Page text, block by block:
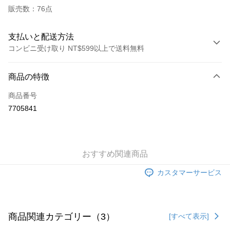
販売数：76点
支払いと配送方法
コンビニ受け取り NT$599以上で送料無料
クレジットカード1回払い
コンビニ店頭代金引換
AFTEE代金後払い
商品の特徴
商品番号
7705841
おすすめ関連商品
カスタマーサービス
商品関連カテゴリー（3） [すべて表示]